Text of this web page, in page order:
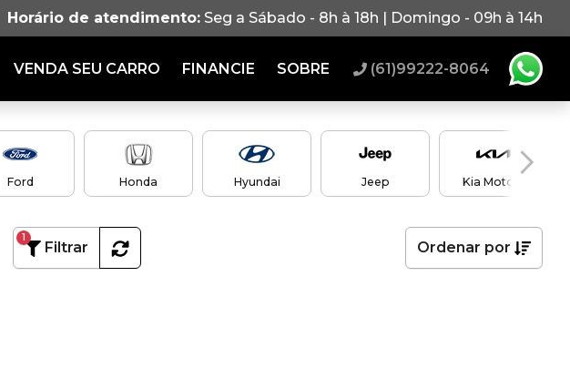
Horário de atendimento: Seg a Sábado - 8h à 18h | Domingo - 09h à 14h
VENDA SEU CARRO FINANCIE SOBRE (61)99222-8064
Ford Honda Hyundai Jeep Kia Motors
Filtrar
1
Ordenar por